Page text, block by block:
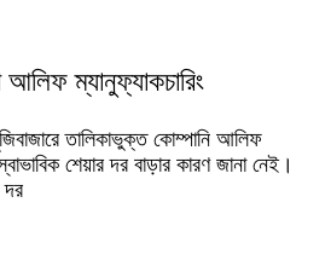
আলিফ ম্যানুফ্যাকচারিং
তালিকাভুক্ত কোম্পানি আলিফ
শেয়ার দর বাড়ার কারণ জানা নেই।
দর